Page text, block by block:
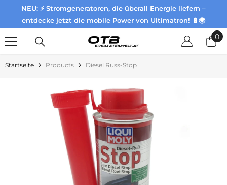
Zum Inhalt springen
NEU: ⚡ Stromgeneratoren, die überall Energie liefern –
entdecke jetzt die mobile Power von Ultimatron! 🔋🌍
0
0
Startseite Products Diesel Russ-Stop